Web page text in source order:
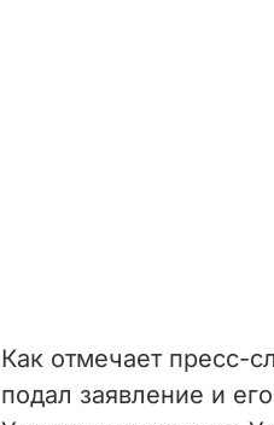
Как отмечает пресс-
подал заявление и